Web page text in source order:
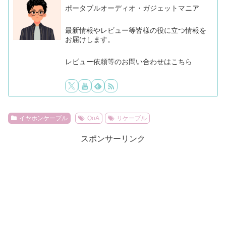
ポータブルオーディオ・ガジェットマニア
最新情報やレビュー等皆様の役に立つ情報を
お届けします。
レビュー依頼等のお問い合わせはこちら
イヤホンケーブル QoA リケーブル
スポンサーリンク